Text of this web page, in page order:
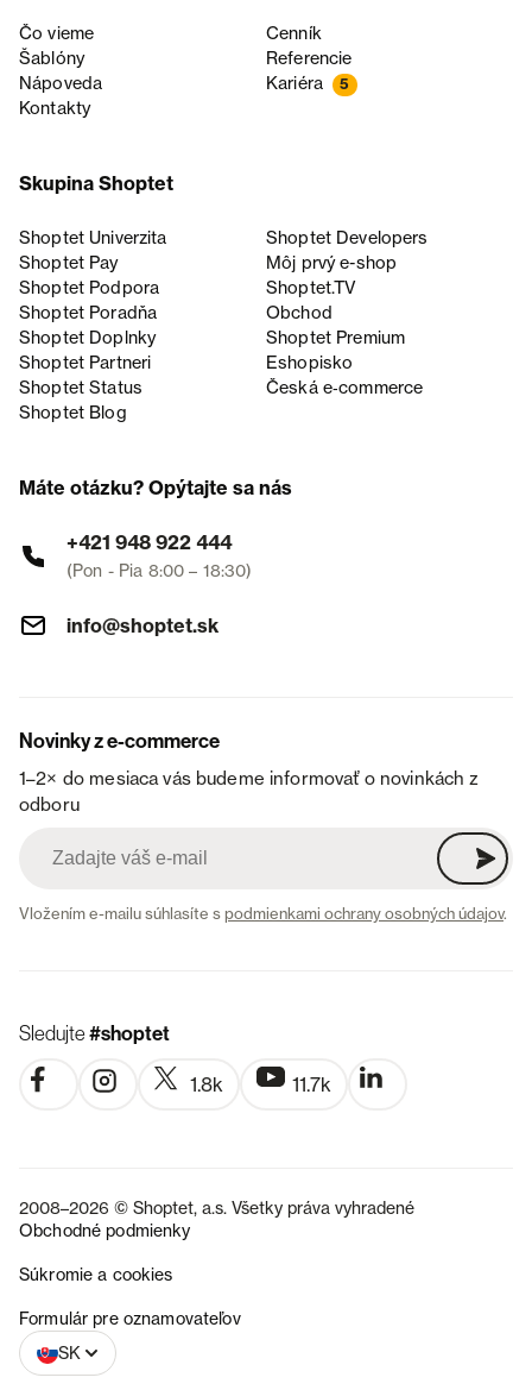
Čo vieme
Cenník
Šablóny
Referencie
Nápoveda
Kariéra 5
Kontakty
Skupina Shoptet
Shoptet Univerzita
Shoptet Developers
Shoptet Pay
Môj prvý e-shop
Shoptet Podpora
Shoptet.TV
Shoptet Poradňa
Obchod
Shoptet Doplnky
Shoptet Premium
Shoptet Partneri
Eshopisko
Shoptet Status
Česká e‑commerce
Shoptet Blog
Máte otázku? Opýtajte sa nás
+421 948 922 444
(Pon - Pia 8:00 – 18:30)
info@shoptet.sk
Novinky z e-commerce
1–2× do mesiaca vás budeme informovať o novinkách z
odboru
Vložením e-mailu súhlasíte spodmienkami ochrany osobných údajov.
Sledujte#shoptet
1.8k 11.7k
2008–2026 © Shoptet, a.s. Všetky práva vyhradené
Obchodné podmienky
Súkromie a cookies
Formulár pre oznamovateľov
SK